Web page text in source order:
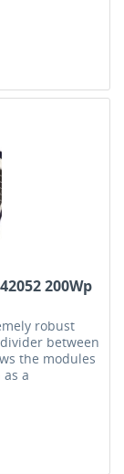
200Wp
robust
between
the modules
a